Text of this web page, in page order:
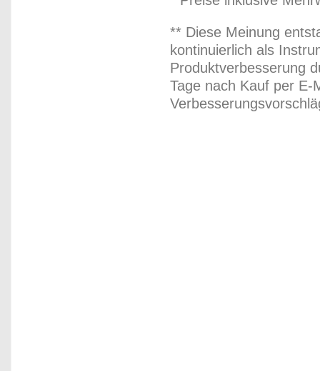
** Diese Meinung
kontinuierlich als
Produktverbesserung
Tage nach Kauf per E-